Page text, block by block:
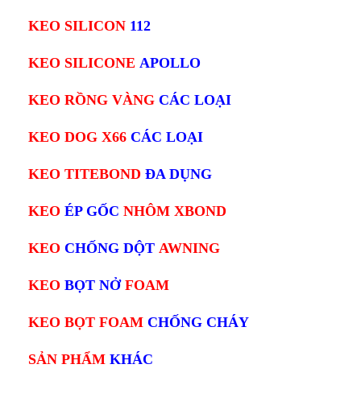
KEO SILICON 112
KEO SILICONE APOLLO
KEO RỒNG VÀNG CÁC LOẠI
KEO DOG X66 CÁC LOẠI
KEO TITEBOND ĐA DỤNG
KEO ÉP GỐC NHÔM XBOND
KEO CHỐNG DỘT AWNING
KEO BỌT NỞ FOAM
KEO BỌT FOAM CHỐNG CHÁY
SẢN PHẨM KHÁC